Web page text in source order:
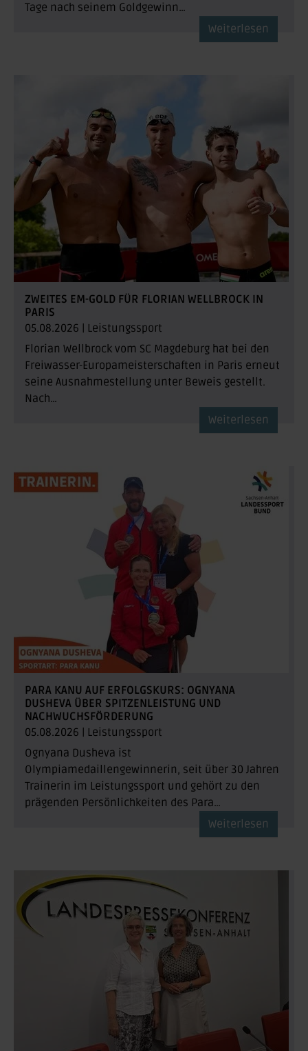
Tage nach seinem Goldgewinn…
Weiterlesen
ZWEITES EM-GOLD FÜR FLORIAN WELLBROCK IN
PARIS
05.08.2026
Leistungssport
Florian Wellbrock vom SC Magdeburg hat bei den
Freiwasser-Europameisterschaften in Paris erneut
seine Ausnahmestellung unter Beweis gestellt.
Nach…
Weiterlesen
PARA KANU AUF ERFOLGSKURS: OGNYANA
DUSHEVA ÜBER SPITZENLEISTUNG UND
NACHWUCHSFÖRDERUNG
05.08.2026
Leistungssport
Ognyana Dusheva ist
Olympiamedaillengewinnerin, seit über 30 Jahren
Trainerin im Leistungssport und gehört zu den
prägenden Persönlichkeiten des Para…
Weiterlesen